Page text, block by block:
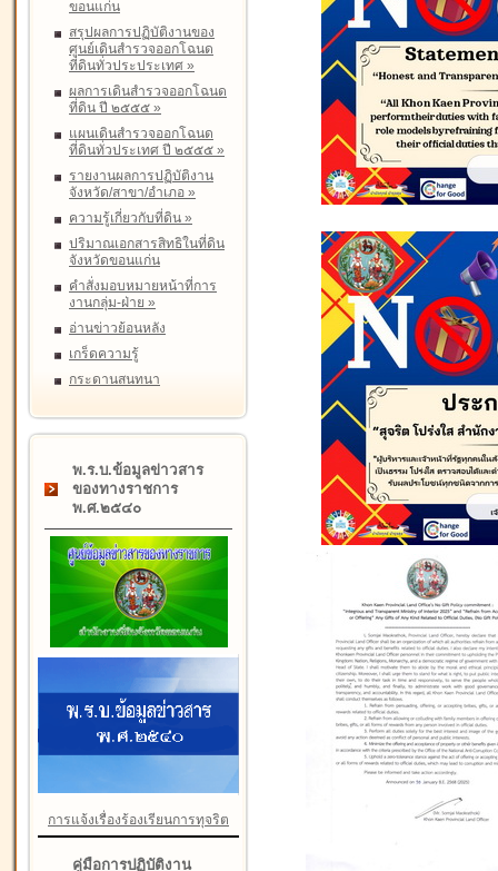
ขอนแก่น
สรุปผลการปฏิบัติงานของ
ศูนย์เดินสำรวจออกโฉนด
ที่ดินทั่วประประเทศ »
ผลการเดินสำรวจออกโฉนด
ที่ดิน ปี ๒๕๕๕ »
แผนเดินสำรวจออกโฉนด
ที่ดินทั่วประเทศ ปี ๒๕๕๕ »
รายงานผลการปฏิบัติงาน
จังหวัด/สาขา/อำเภอ »
ความรู้เกี่ยวกับที่ดิน »
ปริมาณเอกสารสิทธิในที่ดิน
จังหวัดขอนแก่น
คำสั่งมอบหมายหน้าที่การ
งานกลุ่ม-ฝ่าย »
อ่านข่าวย้อนหลัง
เกร็ดความรู้
กระดานสนทนา
พ.ร.บ.ข้อมูลข่าวสาร
ของทางราชการ
พ.ศ.๒๕๔๐
การแจ้งเรื่องร้องเรียนการทุจริต
คู่มือการปฏิบัติงาน